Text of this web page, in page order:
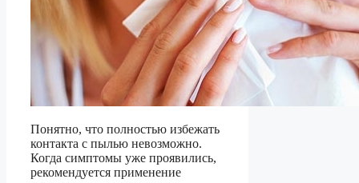
Понятно, что полностью избежать
контакта с пылью невозможно.
Когда симптомы уже проявились,
рекомендуется применение